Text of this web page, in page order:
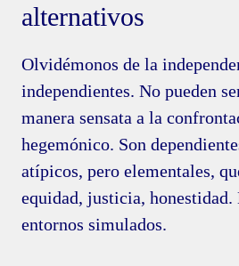
alternativos
Olvidémonos de la
independientes. No pueden
manera sensata a la
hegemónico. Son
atípicos, pero elementales,
equidad, justicia, honestidad.
entornos simulados.